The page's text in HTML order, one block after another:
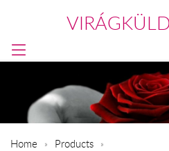
Home Products